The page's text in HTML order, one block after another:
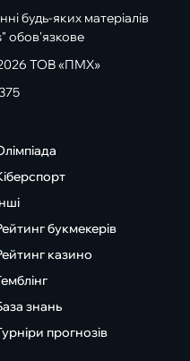
будь-яких матеріалів
обов'язкове
2026 ТОВ «ПМХ»
букмекерів
казино
знань
прогнозів